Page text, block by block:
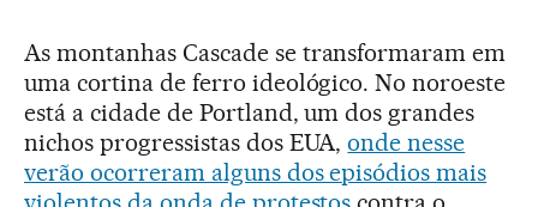
As montanhas Cascade se transformaram em
uma cortina de ferro ideológico. No noroeste
está a cidade de Portland, um dos grandes
nichos progressistas dos EUA,onde nesse
verão ocorreram alguns dos episódios mais